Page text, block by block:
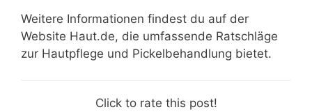
Weitere Informationen findest du auf der
Website Haut.de, die umfassende Ratschläge
zur Hautpflege und Pickelbehandlung bietet.
Click to rate this post!